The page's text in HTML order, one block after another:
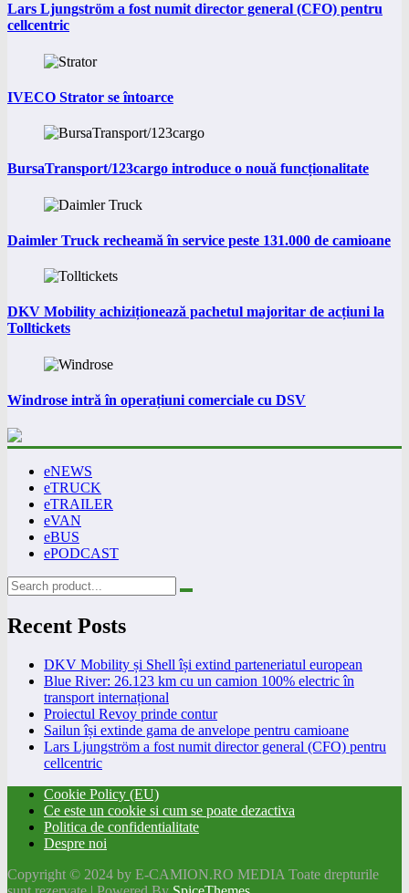
Lars Ljungström a fost numit director general (CFO) pentru
cellcentric
IVECO Strator se întoarce
BursaTransport/123cargo introduce o nouă funcționalitate
Daimler Truck recheamă în service peste 131.000 de camioane
DKV Mobility achiziționează pachetul majoritar de acțiuni la
Tolltickets
Windrose intră în operațiuni comerciale cu DSV
eNEWS
eTRUCK
eTRAILER
eVAN
eBUS
ePODCAST
Recent Posts
DKV Mobility și Shell își extind parteneriatul european
Blue River: 26.123 km cu un camion 100% electric în
transport internațional
Proiectul Revoy prinde contur
Sailun își extinde gama de anvelope pentru camioane
Lars Ljungström a fost numit director general (CFO) pentru
cellcentric
Cookie Policy (EU)
Ce este un cookie si cum se poate dezactiva
Politica de confidentialitate
Despre noi
Copyright © 2024 by E-CAMION.RO MEDIA Toate drepturile